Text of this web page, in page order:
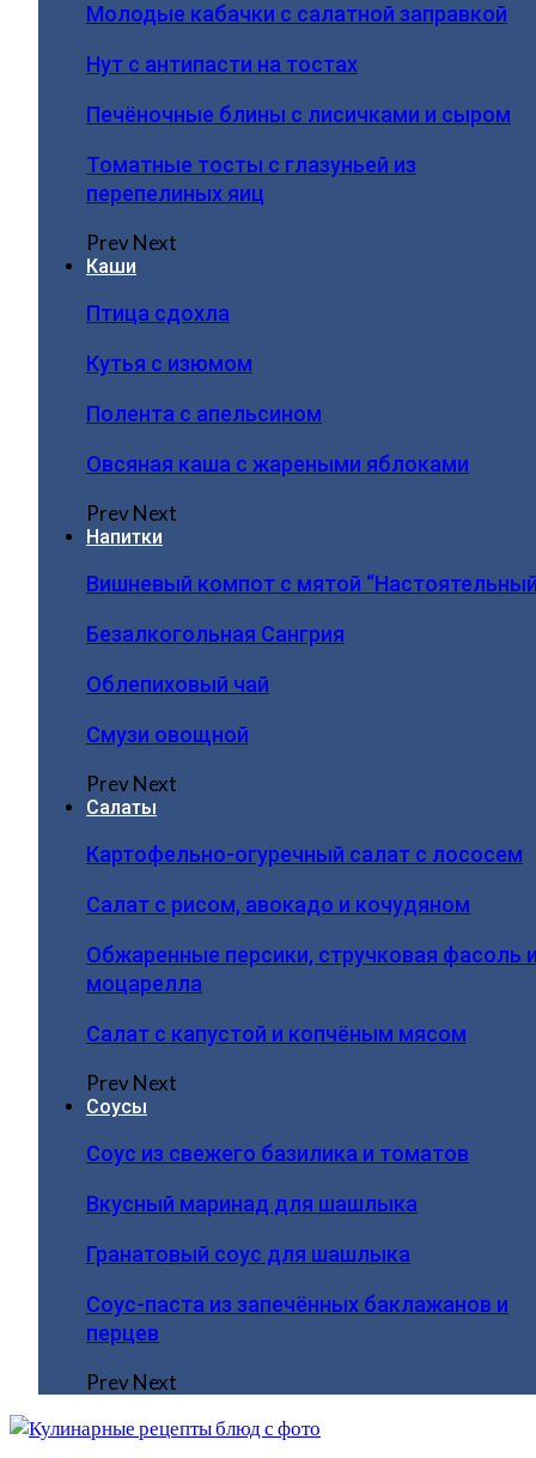
Молодые кабачки с салатной заправкой
Нут с антипасти на тостах
Печёночные блины с лисичками и сыром
Томатные тосты с глазуньей из
перепелиных яиц
PrevNext
Каши
Птица сдохла
Кутья с изюмом
Полента с апельсином
Овсяная каша с жареными яблоками
PrevNext
Напитки
Вишневый компот с мятой
Безалкогольная Сангрия
Облепиховый чай
Смузи овощной
PrevNext
Салаты
Картофельно-огуречный салат с лососем
Салат с рисом, авокадо и кочудяном
Обжаренные персики, стручковая фасоль
моцарелла
Салат с капустой и копчёным мясом
PrevNext
Соусы
Соус из свежего базилика и томатов
Вкусный маринад для шашлыка
Гранатовый соус для шашлыка
Соус-паста из запечённых баклажанов и
перцев
PrevNext